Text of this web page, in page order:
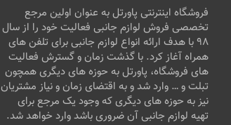
فروشگاه اینترنتی پاورتل به عنوان اولین مرجع
تخصصی فروش لوازم جانبی فعالیت خود را از سال
۹۸ با هدف ارائه انواع لوازم جانبی برای تلفن های
همراه آغاز کرد. با گذشت زمان و گسترش فعالیت
های فروشگاه، پاورتل به حوزه های دیگری همچون
تبلت و … وارد شد و به اقتضای زمان و نیاز مشتریان
نیز به حوزه های دیگری که وجود یک مرجع برای
تهیه لوازم جانبی آن ضروری باشد وارد خواهد شد.